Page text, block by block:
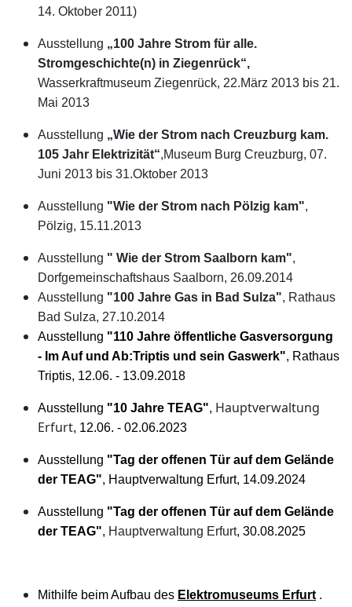
14. Oktober 2011)
Ausstellung „100 Jahre Strom für alle.
Stromgeschichte(n) in Ziegenrück“,
Wasserkraftmuseum Ziegenrück, 22.März 2013 bis 21.
Mai 2013
Ausstellung „Wie der Strom nach Creuzburg kam.
105 Jahr Elektrizität“,Museum Burg Creuzburg, 07.
Juni 2013 bis 31.Oktober 2013
Ausstellung "Wie der Strom nach Pölzig kam",
Pölzig, 15.11.2013
Ausstellung " Wie der Strom Saalborn kam",
Dorfgemeinschaftshaus Saalborn, 26.09.2014
Ausstellung "100 Jahre Gas in Bad Sulza", Rathaus
Bad Sulza, 27.10.2014
Ausstellung "110 Jahre öffentliche Gasversorgung
- Im Auf und Ab:Triptis und sein Gaswerk", Rathaus
Triptis, 12.06. - 13.09.2018
Ausstellung "10 Jahre TEAG", Hauptverwaltung
Erfurt, 12.06. - 02.06.2023
Ausstellung "Tag der offenen Tür auf dem Gelände
der TEAG", Hauptverwaltung Erfurt, 14.09.2024
Ausstellung "Tag der offenen Tür auf dem Gelände
der TEAG", Hauptverwaltung Erfurt, 30.08.2025
Mithilfe beim Aufbau des Elektromuseums Erfurt .